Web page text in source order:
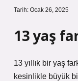
Tarih: Ocak 26, 2025
13 yaş
13 yıllık bir yaş
kesinlikle büyük